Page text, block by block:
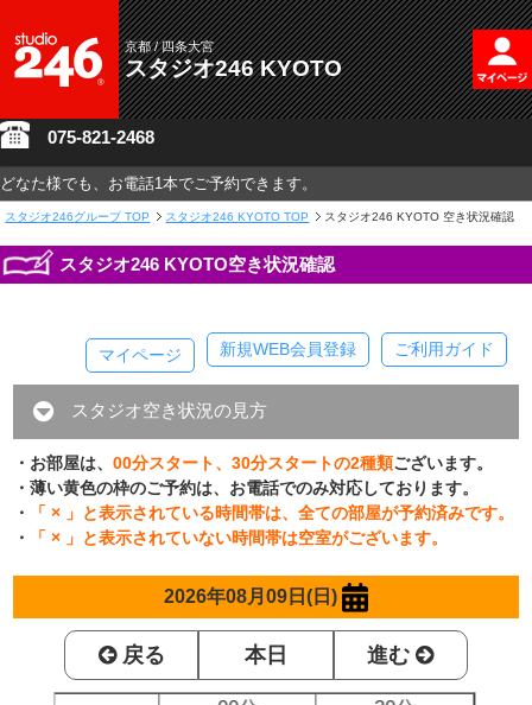
京都 / 四条大宮
スタジオ246 KYOTO
075-821-2468
どなた様でも、お電話1本でご予約できます。
スタジオ246グループ TOP スタジオ246 KYOTO TOP スタジオ246 KYOTO 空き状況確認
スタジオ246 KYOTO空き状況確認
ご利用ガイド
新規WEB会員登録
マイページ
スタジオ空き状況の見方
・お部屋は、00分スタート、30分スタートの2種類ございます。
・薄い黄色の枠のご予約は、お電話でのみ対応しております。
・
「 × 」と表示されている時間帯は、全ての部屋が予約済みです。
・
「 × 」と表示されていない時間帯は空室がございます。
2026年08月09日(日)
戻る 本日 進む